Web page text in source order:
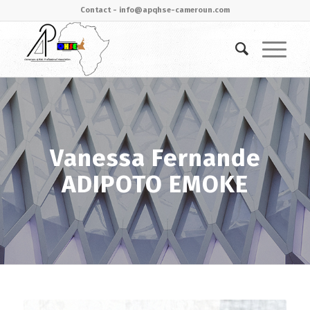
Contact - info@apqhse-cameroun.com
Vanessa Fernande
ADIPOTO EMOKE